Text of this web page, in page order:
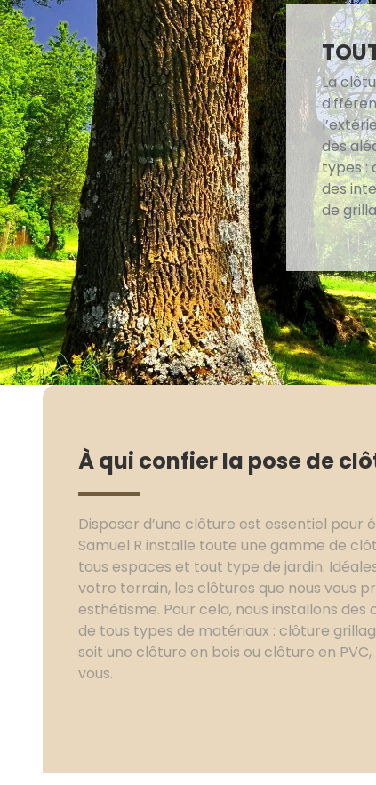
La
des
types :
des
de
À qui confier la pose de
Disposer d’une clôture est essentiel pour
Samuel R installe toute une gamme de
tous espaces et tout type de jardin.
votre terrain, les clôtures que nous vous
esthétisme. Pour cela, nous installons
de tous types de matériaux : clôture
soit une clôture en bois ou clôture en
vous.